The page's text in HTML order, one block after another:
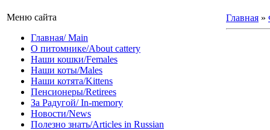
Меню сайта
Главная/ Main
О питомнике/About cattery
Наши кошки/Females
Наши коты/Males
Наши котята/Kittens
Пенсионеры/Retirees
За Радугой/ In-memory
Новости/News
Полезно знать/Articles in Russian
Главная »